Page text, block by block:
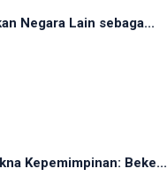
Negara Lain sebaga...
Kepemimpinan: Beke...